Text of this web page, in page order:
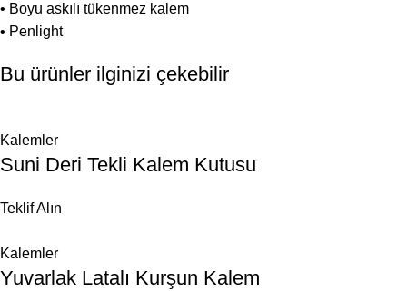
• Boyu askılı tükenmez kalem
• Penlight
Bu ürünler ilginizi çekebilir
Kalemler
Suni Deri Tekli Kalem Kutusu
Teklif Alın
Kalemler
Yuvarlak Latalı Kurşun Kalem